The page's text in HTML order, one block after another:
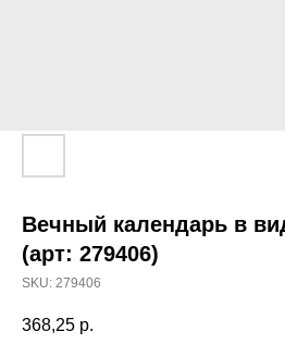
Вечный календарь в
(арт: 279406)
SKU: 279406
368,25 р.